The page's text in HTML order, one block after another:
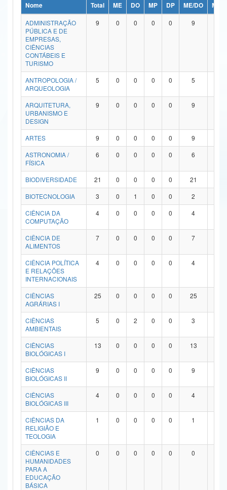
Ministério da Ciência, Tecnologia, Inovações e Comunicações
Ministério do Meio Ambiente
Ministério do Turismo
Ministério do Desenvolvimento Regional
Controladoria-Geral da União
Ministério da Mulher, da Família e dos Direitos Humanos
Secretaria de Governo
Advocacia-Geral da União
Banco Central do Brasil
Nome Total ME DO MP DP ME/DO
MP/
ADMINISTRAÇÃO
PÚBLICA E DE
EMPRESAS,
CIÊNCIAS
CONTÁBEIS E
TURISMO
9 0 0 0 0 9
ANTROPOLOGIA /
ARQUEOLOGIA
5 0 0 0 0 5
ARQUITETURA,
URBANISMO E
DESIGN
9 0 0 0 0 9
ARTES 9 0 0 0 0 9
ASTRONOMIA /
FÍSICA
6 0 0 0 0 6
BIODIVERSIDADE 21 0 0 0 0 21
BIOTECNOLOGIA
3 0 1 0 0 2
CIÊNCIA DA
COMPUTAÇÃO
4 0 0 0 0 4
CIÊNCIA DE
ALIMENTOS
7 0 0 0 0 7
CIÊNCIA POLÍTICA
E RELAÇÕES
INTERNACIONAIS
4 0 0 0 0 4
CIÊNCIAS
AGRÁRIAS I
25 0 0 0 0 25
CIÊNCIAS
AMBIENTAIS
5 0 2 0 0 3
CIÊNCIAS
BIOLÓGICAS I
13 0 0 0 0 13
CIÊNCIAS
BIOLÓGICAS II
9 0 0 0 0 9
CIÊNCIAS
BIOLÓGICAS III
4 0 0 0 0 4
CIÊNCIAS DA
RELIGIÃO E
TEOLOGIA
1 0 0 0 0 1
CIÊNCIAS E
HUMANIDADES
PARA A
EDUCAÇÃO
BÁSICA
0 0 0 0 0 0